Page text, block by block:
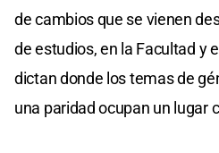
de cambios que se vienen
de estudios, en la Facultad y
dictan donde los temas de
una paridad ocupan un lugar